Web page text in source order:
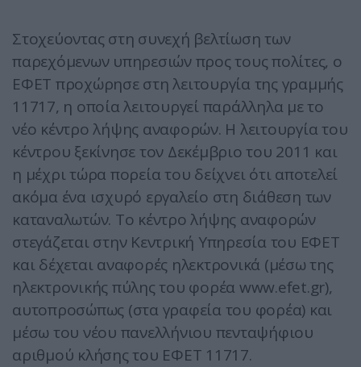
Στοχεύοντας στη συνεχή βελτίωση των
παρεχόμενων υπηρεσιών προς τους πολίτες, ο
ΕΦΕΤ προχώρησε στη λειτουργία της γραμμής
11717, η οποία λειτουργεί παράλληλα με το
νέο κέντρο λήψης αναφορών. Η λειτουργία του
κέντρου ξεκίνησε τον Δεκέμβριο του 2011 και
η μέχρι τώρα πορεία του δείχνει ότι αποτελεί
ακόμα ένα ισχυρό εργαλείο στη διάθεση των
καταναλωτών. Το κέντρο λήψης αναφορών
στεγάζεται στην Κεντρική Υπηρεσία του ΕΦΕΤ
και δέχεται αναφορές ηλεκτρονικά (μέσω της
ηλεκτρονικής πύλης του φορέα www.efet.gr),
αυτοπροσώπως (στα γραφεία του φορέα) και
μέσω του νέου πανελλήνιου πενταψήφιου
αριθμού κλήσης του ΕΦΕΤ 11717.